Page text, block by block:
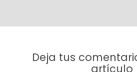
Deja tus
artículo